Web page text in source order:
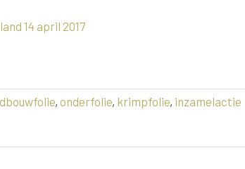
14 april 2017
, onderfolie, krimpfolie, inzamelactie